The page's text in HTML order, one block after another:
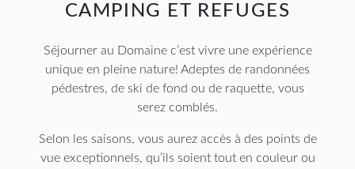
CAMPING ET REFUGES
Séjourner au Domaine c’est vivre une expérience
unique en pleine nature! Adeptes de randonnées
pédestres, de ski de fond ou de raquette, vous
serez comblés.
Selon les saisons, vous aurez accès à des points de
vue exceptionnels, qu’ils soient tout en couleur ou